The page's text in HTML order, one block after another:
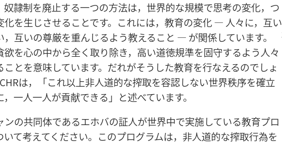
奴隷制を廃止する一つの方法は，世界的な規模で思考の変化，つ
化を生じさせることです。これには，教育の変化 ― 人々に，互い
，互いの尊厳を重んじるよう教えること ― が関係しています。
欲を心の中から全く取り除き，高い道徳規準を固守するよう人々
ことを意味しています。だれがそうした教育を行なえるのでしょ
は，「これ以上非人道的な搾取を容認しない世界秩序を確立
，一人一人が貢献できる」と述べています。
ンの共同体であるエホバの証人が世界中で実施している教育プロ
いて考えてください。このプログラムは，非人道的な搾取行為を